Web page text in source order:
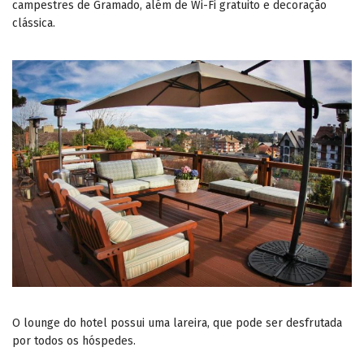
campestres de Gramado, além de Wi-Fi gratuito e decoração
clássica.
O lounge do hotel possui uma lareira, que pode ser desfrutada
por todos os hóspedes.